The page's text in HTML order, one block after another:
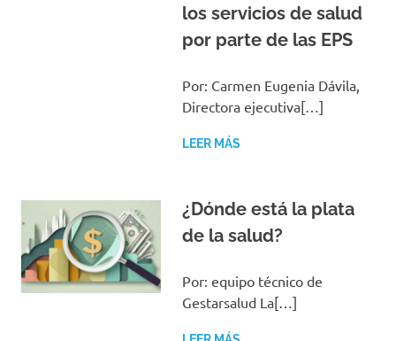
los servicios de salud
por parte de las EPS
Por: Carmen Eugenia Dávila,
Directora ejecutiva[…]
LEER MÁS
¿Dónde está la plata
de la salud?
Por: equipo técnico de
Gestarsalud La[…]